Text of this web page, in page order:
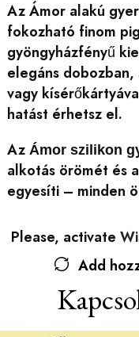
Az Ámor alakú
fokozható finom
gyöngyházfényű
elegáns
vagy
hatást érhetsz el.
Az Ámor szilikon
alkotás örömét és
egyesíti – minden
Please, activate
Add